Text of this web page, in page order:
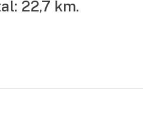
22,7 km.